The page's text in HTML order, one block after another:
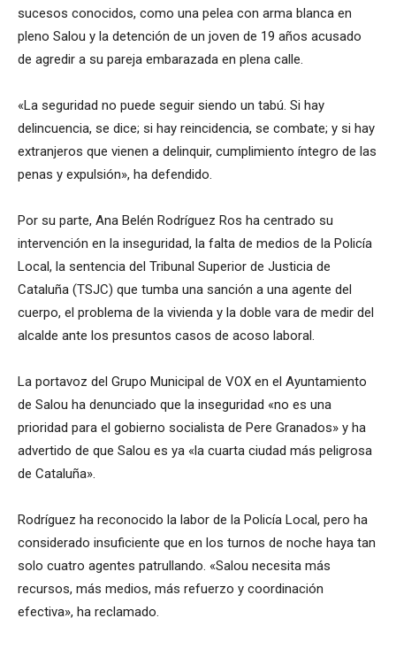
sucesos conocidos, como una pelea con arma blanca en
pleno Salou y la detención de un joven de 19 años acusado
de agredir a su pareja embarazada en plena calle.
«La seguridad no puede seguir siendo un tabú. Si hay
delincuencia, se dice; si hay reincidencia, se combate; y si hay
extranjeros que vienen a delinquir, cumplimiento íntegro de las
penas y expulsión», ha defendido.
Por su parte, Ana Belén Rodríguez Ros ha centrado su
intervención en la inseguridad, la falta de medios de la Policía
Local, la sentencia del Tribunal Superior de Justicia de
Cataluña (TSJC) que tumba una sanción a una agente del
cuerpo, el problema de la vivienda y la doble vara de medir del
alcalde ante los presuntos casos de acoso laboral.
La portavoz del Grupo Municipal de VOX en el Ayuntamiento
de Salou ha denunciado que la inseguridad «no es una
prioridad para el gobierno socialista de Pere Granados» y ha
advertido de que Salou es ya «la cuarta ciudad más peligrosa
de Cataluña».
Rodríguez ha reconocido la labor de la Policía Local, pero ha
considerado insuficiente que en los turnos de noche haya tan
solo cuatro agentes patrullando. «Salou necesita más
recursos, más medios, más refuerzo y coordinación
efectiva», ha reclamado.